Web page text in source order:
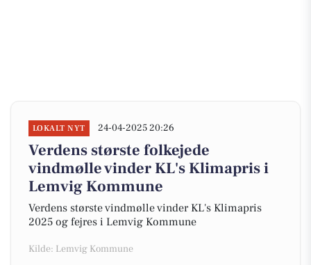
LOKALT NYT 24-04-2025 20:26
Verdens største folkejede
vindmølle vinder KL's Klimapris i
Lemvig Kommune
Verdens største vindmølle vinder KL's Klimapris
2025 og fejres i Lemvig Kommune
Kilde: Lemvig Kommune